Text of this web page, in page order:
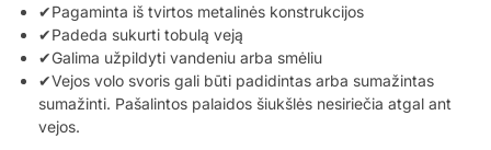
✔Pagaminta iš tvirtos metalinės konstrukcijos
✔Padeda sukurti tobulą veją
✔Galima užpildyti vandeniu arba smėliu
✔Vejos volo svoris gali būti padidintas arba sumažintas
sumažinti. Pašalintos palaidos šiukšlės nesiriečia atgal ant
vejos.